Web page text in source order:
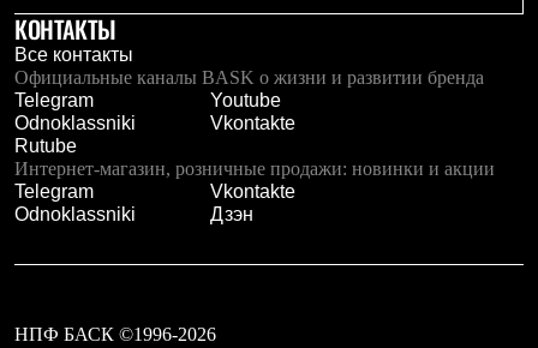
Флисовая одежда
Куртки
Брюки
Детская одежда
Утепленная пухом
Комбинезоны
Куртки
Брюки
Утепленная синтетикой
Комбинезоны
Брюки
Толстовки
КОНТАКТЫ
Все контакты
Официальные каналы BASK о жизни и развитии бренда
Telegram
Youtube
Odnoklassniki
Vkontakte
Rutube
Интернет-магазин, розничные продажи: новинки и акции
Telegram
Vkontakte
Odnoklassniki
Дзэн
НПФ БАСК ©1996-2026